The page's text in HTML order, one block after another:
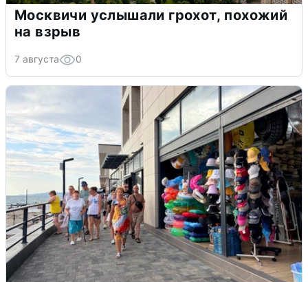
Москвичи услышали грохот, похожий
на взрыв
7 августа 0